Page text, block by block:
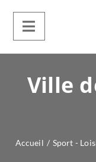
Ville
Accueil / Sport -